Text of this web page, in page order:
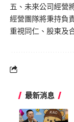
五、未來公司經營
經營團隊將秉持負
重視同仁、股東及
最新消息